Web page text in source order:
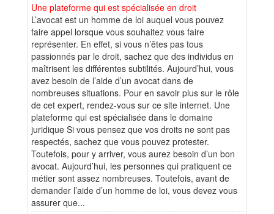
Une plateforme qui est spécialisée en droit
L’avocat est un homme de loi auquel vous pouvez
faire appel lorsque vous souhaitez vous faire
représenter. En effet, si vous n’êtes pas tous
passionnés par le droit, sachez que des individus en
maîtrisent les différentes subtilités. Aujourd’hui, vous
avez besoin de l’aide d’un avocat dans de
nombreuses situations. Pour en savoir plus sur le rôle
de cet expert, rendez-vous sur ce site internet. Une
plateforme qui est spécialisée dans le domaine
juridique Si vous pensez que vos droits ne sont pas
respectés, sachez que vous pouvez protester.
Toutefois, pour y arriver, vous aurez besoin d’un bon
avocat. Aujourd’hui, les personnes qui pratiquent ce
métier sont assez nombreuses. Toutefois, avant de
demander l’aide d’un homme de loi, vous devez vous
assurer que...